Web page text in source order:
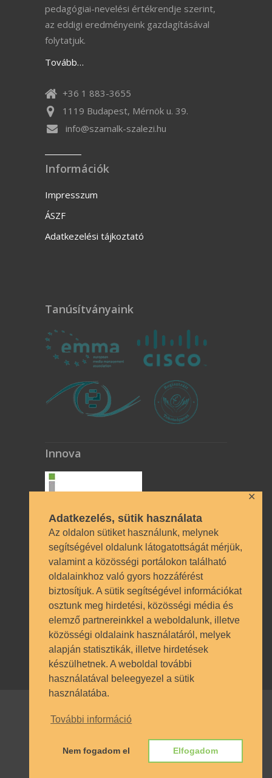
Adatkezelés, sütik használata
Az oldalon sütiket használunk, melynek
segítségével oldalunk látogatottságát mérjük,
valamint a közösségi portálokon található
oldalainkhoz való gyors hozzáférést
biztosítjuk. A sütik segítségével információkat
osztunk meg hirdetési, közösségi média és
elemző partnereinkkel a weboldalunk, illetve
közösségi oldalaink használatáról, melyek
alapján statisztikák, illetve hirdetések
készülhetnek. A weboldal további
használatával beleegyezel a sütik
használatába.
További információ
Nem fogadom el Elfogadom
✕
pedagógiai-nevelési értékrendje szerint,
az eddigi eredményeink gazdagításával
folytatjuk.
Tovább…
+36 1 883-3655
1119 Budapest, Mérnök u. 39.
info@szamalk-szalezi.hu
Információk
Impresszum
ÁSZF
Adatkezelési tájkoztató
Tanúsítványaink
Innova
Technikai azonosítók
OM azonosító 035490 | Működési
engedély BP/1009/03987/2023.
Nyilvántartásba vételi szám TSzI034
© SZÁMALK-Szalézi Technikum és
Szakgimnázium 2017. Minden jog
fenntartva.